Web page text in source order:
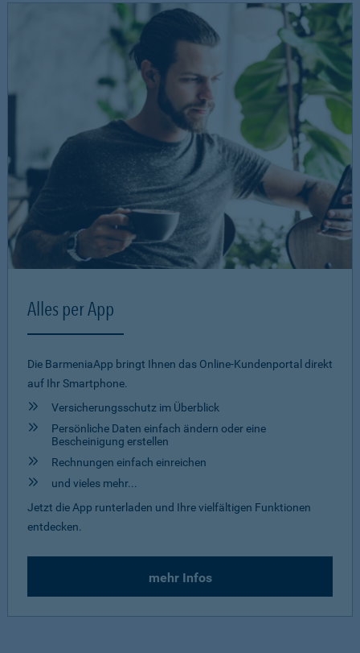
Alles per App
Die BarmeniaApp bringt Ihnen das Online-Kundenportal direkt
auf Ihr Smartphone.
Versicherungsschutz im Überblick
Persönliche Daten einfach ändern oder eine
Bescheinigung erstellen
Rechnungen einfach einreichen
und vieles mehr...
Jetzt die App runterladen und Ihre vielfältigen Funktionen
entdecken.
mehr Infos